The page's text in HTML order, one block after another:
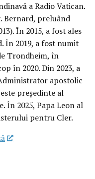
a Radio Vatican.
Bernard, preluând
În 2015, a fost ales
În 2019, a fost numit
Trondheim, în
în 2020. Din 2023, a
apostolic
președinte al
În 2025, Papa Leon al
pentru Cler.